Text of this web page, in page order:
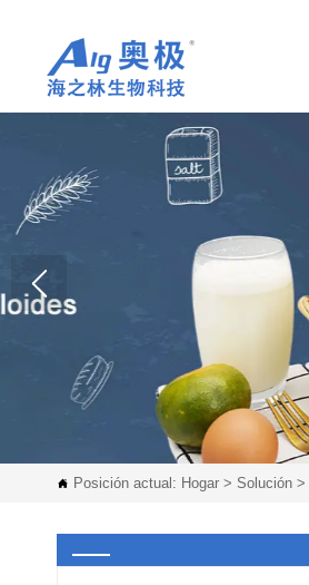
 Posición actual: Hogar> Solución>